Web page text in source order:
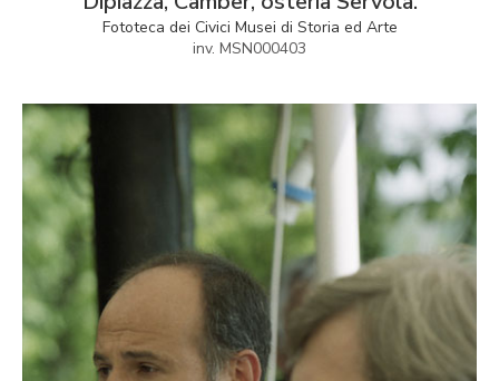
Fototeca dei Civici Musei di Storia ed Arte
inv. MSN000403